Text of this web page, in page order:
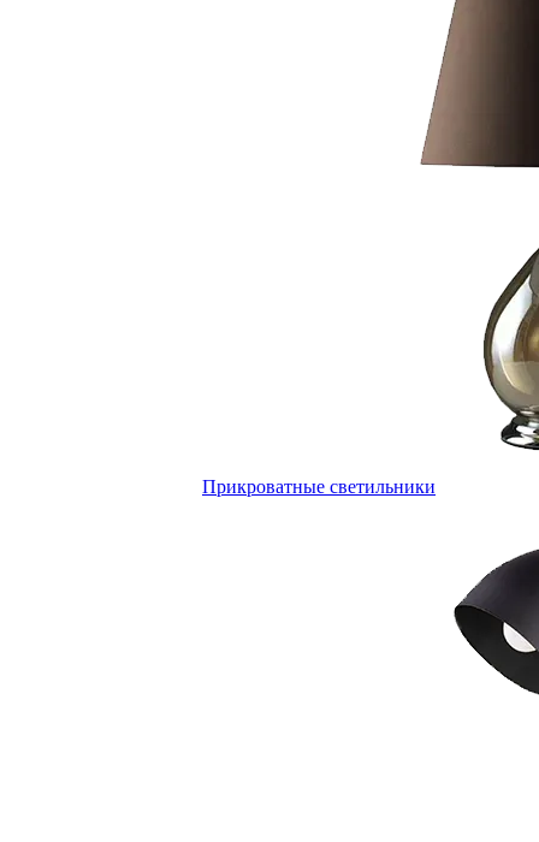
Прикроватные светильники